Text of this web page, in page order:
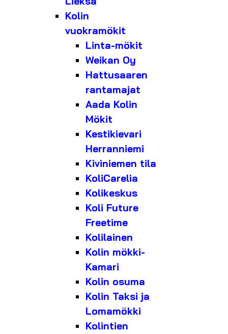
Kolin
vuokramökit
Linta-mökit
Weikan Oy
Hattusaaren
rantamajat
Aada Kolin
Mökit
Kestikievari
Herranniemi
Kiviniemen tila
KoliCarelia
Kolikeskus
Koli Future
Freetime
Kolilainen
Kolin mökki-
Kamari
Kolin osuma
Kolin Taksi ja
Lomamökki
Kolintien